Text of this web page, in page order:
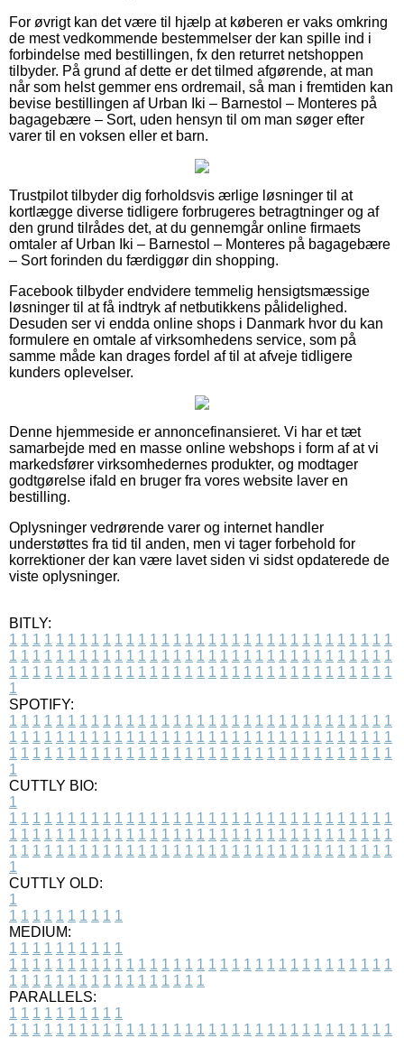
For øvrigt kan det være til hjælp at køberen er vaks omkring
de mest vedkommende bestemmelser der kan spille ind i
forbindelse med bestillingen, fx den returret netshoppen
tilbyder. På grund af dette er det tilmed afgørende, at man
når som helst gemmer ens ordremail, så man i fremtiden kan
bevise bestillingen af Urban Iki – Barnestol – Monteres på
bagagebære – Sort, uden hensyn til om man søger efter
varer til en voksen eller et barn.
Trustpilot tilbyder dig forholdsvis ærlige løsninger til at
kortlægge diverse tidligere forbrugeres betragtninger og af
den grund tilrådes det, at du gennemgår online firmaets
omtaler af Urban Iki – Barnestol – Monteres på bagagebære
– Sort forinden du færdiggør din shopping.
Facebook tilbyder endvidere temmelig hensigtsmæssige
løsninger til at få indtryk af netbutikkens pålidelighed.
Desuden ser vi endda online shops i Danmark hvor du kan
formulere en omtale af virksomhedens service, som på
samme måde kan drages fordel af til at afveje tidligere
kunders oplevelser.
Denne hjemmeside er annoncefinansieret. Vi har et tæt
samarbejde med en masse online webshops i form af at vi
markedsfører virksomhedernes produkter, og modtager
godtgørelse ifald en bruger fra vores website laver en
bestilling.
Oplysninger vedrørende varer og internet handler
understøttes fra tid til anden, men vi tager forbehold for
korrektioner der kan være lavet siden vi sidst opdaterede de
viste oplysninger.
BITLY:
1 1 1 1 1 1 1 1 1 1 1 1 1 1 1 1 1 1 1 1 1 1 1 1 1 1 1 1 1 1 1 1 1
1 1 1 1 1 1 1 1 1 1 1 1 1 1 1 1 1 1 1 1 1 1 1 1 1 1 1 1 1 1 1 1 1
1 1 1 1 1 1 1 1 1 1 1 1 1 1 1 1 1 1 1 1 1 1 1 1 1 1 1 1 1 1 1 1 1
1
SPOTIFY:
1 1 1 1 1 1 1 1 1 1 1 1 1 1 1 1 1 1 1 1 1 1 1 1 1 1 1 1 1 1 1 1 1
1 1 1 1 1 1 1 1 1 1 1 1 1 1 1 1 1 1 1 1 1 1 1 1 1 1 1 1 1 1 1 1 1
1 1 1 1 1 1 1 1 1 1 1 1 1 1 1 1 1 1 1 1 1 1 1 1 1 1 1 1 1 1 1 1 1
1
CUTTLY BIO:
1
1 1 1 1 1 1 1 1 1 1 1 1 1 1 1 1 1 1 1 1 1 1 1 1 1 1 1 1 1 1 1 1 1
1 1 1 1 1 1 1 1 1 1 1 1 1 1 1 1 1 1 1 1 1 1 1 1 1 1 1 1 1 1 1 1 1
1 1 1 1 1 1 1 1 1 1 1 1 1 1 1 1 1 1 1 1 1 1 1 1 1 1 1 1 1 1 1 1 1
1
CUTTLY OLD:
1
1 1 1 1 1 1 1 1 1 1
MEDIUM:
1 1 1 1 1 1 1 1 1 1
1 1 1 1 1 1 1 1 1 1 1 1 1 1 1 1 1 1 1 1 1 1 1 1 1 1 1 1 1 1 1 1 1
1 1 1 1 1 1 1 1 1 1 1 1 1 1 1 1 1
PARALLELS:
1 1 1 1 1 1 1 1 1 1
1 1 1 1 1 1 1 1 1 1 1 1 1 1 1 1 1 1 1 1 1 1 1 1 1 1 1 1 1 1 1 1 1